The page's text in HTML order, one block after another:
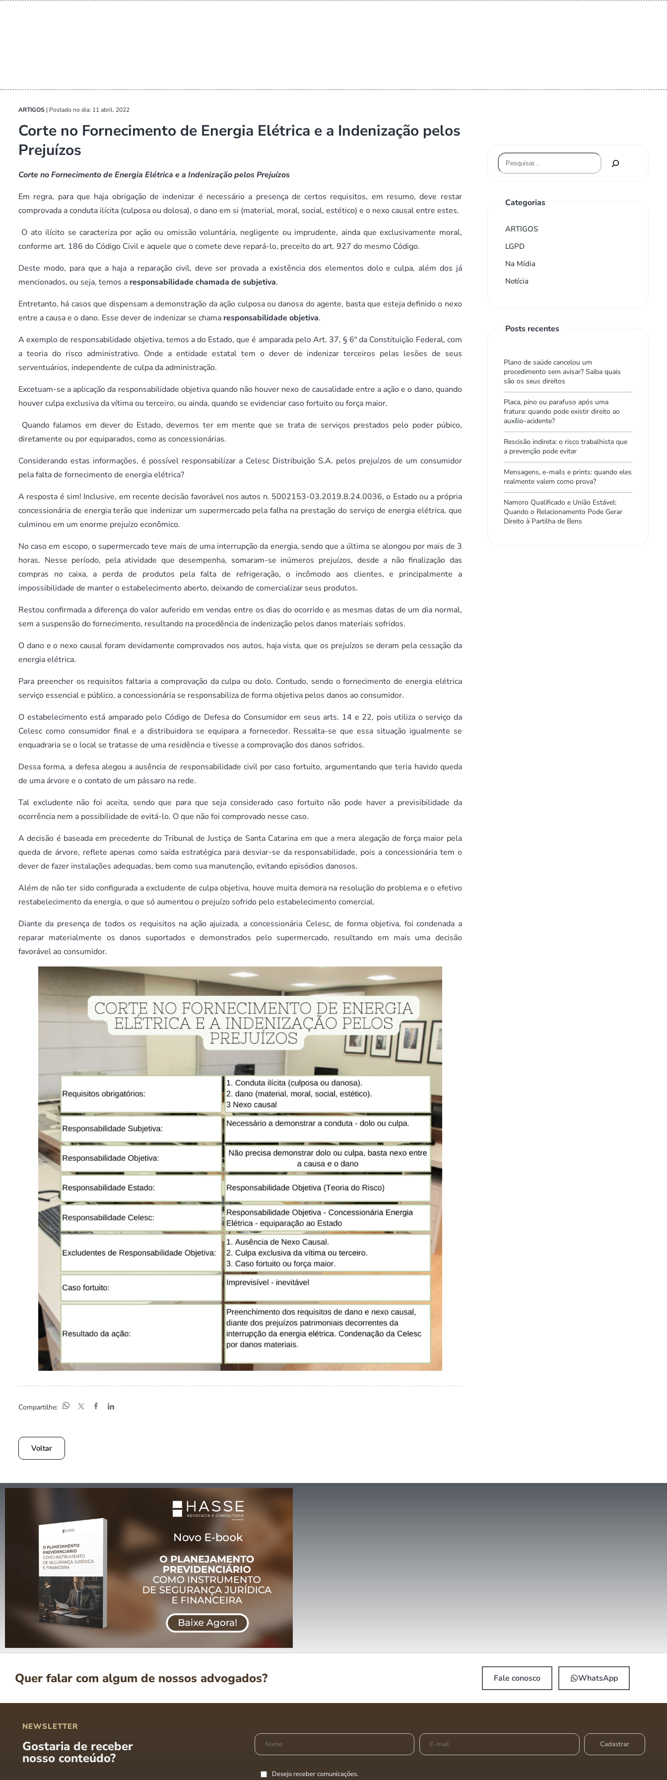
ARTIGOS | Postado no dia: 11 abril, 2022
Corte no Fornecimento de Energia Elétrica e a Indenização pelos
Prejuízos
Corte no Fornecimento de Energia Elétrica e a Indenização pelos Prejuízos
Em regra, para que haja obrigação de indenizar é necessário a presença de certos requisitos, em resumo, deve restar
comprovada a conduta ilícita (culposa ou dolosa), o dano em si (material, moral, social, estético) e o nexo causal entre estes.
O ato ilícito se caracteriza por ação ou omissão voluntária, negligente ou imprudente, ainda que exclusivamente moral,
conforme art. 186 do Código Civil e aquele que o comete deve repará-lo, preceito do art. 927 do mesmo Código.
Deste modo, para que a haja a reparação civil, deve ser provada a existência dos elementos dolo e culpa, além dos já
mencionados, ou seja, temos a responsabilidade chamada de subjetiva.
Entretanto, há casos que dispensam a demonstração da ação culposa ou danosa do agente, basta que esteja definido o nexo
entre a causa e o dano. Esse dever de indenizar se chama responsabilidade objetiva.
A exemplo de responsabilidade objetiva, temos a do Estado, que é amparada pelo Art. 37, § 6º da Constituição Federal, com
a teoria do risco administrativo. Onde a entidade estatal tem o dever de indenizar terceiros pelas lesões de seus
serventuários, independente de culpa da administração.
Excetuam-se a aplicação da responsabilidade objetiva quando não houver nexo de causalidade entre a ação e o dano, quando
houver culpa exclusiva da vítima ou terceiro, ou ainda, quando se evidenciar caso fortuito ou força maior.
Quando falamos em dever do Estado, devemos ter em mente que se trata de serviços prestados pelo poder púbico,
diretamente ou por equiparados, como as concessionárias.
Considerando estas informações, é possível responsabilizar a Celesc Distribuição S.A. pelos prejuízos de um consumidor
pela falta de fornecimento de energia elétrica?
A resposta é sim! Inclusive, em recente decisão favorável nos autos n. 5002153-03.2019.8.24.0036, o Estado ou a própria
concessionária de energia terão que indenizar um supermercado pela falha na prestação do serviço de energia elétrica, que
culminou em um enorme prejuízo econômico.
No caso em escopo, o supermercado teve mais de uma interrupção da energia, sendo que a última se alongou por mais de 3
horas. Nesse período, pela atividade que desempenha, somaram-se inúmeros prejuízos, desde a não finalização das
compras no caixa, a perda de produtos pela falta de refrigeração, o incômodo aos clientes, e principalmente a
impossibilidade de manter o estabelecimento aberto, deixando de comercializar seus produtos.
Restou confirmada a diferença do valor auferido em vendas entre os dias do ocorrido e as mesmas datas de um dia normal,
sem a suspensão do fornecimento, resultando na procedência de indenização pelos danos materiais sofridos.
O dano e o nexo causal foram devidamente comprovados nos autos, haja vista, que os prejuízos se deram pela cessação da
energia elétrica.
Para preencher os requisitos faltaria a comprovação da culpa ou dolo. Contudo, sendo o fornecimento de energia elétrica
serviço essencial e público, a concessionária se responsabiliza de forma objetiva pelos danos ao consumidor.
O estabelecimento está amparado pelo Código de Defesa do Consumidor em seus arts. 14 e 22, pois utiliza o serviço da
Celesc como consumidor final e a distribuidora se equipara a fornecedor. Ressalta-se que essa situação igualmente se
enquadraria se o local se tratasse de uma residência e tivesse a comprovação dos danos sofridos.
Dessa forma, a defesa alegou a ausência de responsabilidade civil por caso fortuito, argumentando que teria havido queda
de uma árvore e o contato de um pássaro na rede.
Tal excludente não foi aceita, sendo que para que seja considerado caso fortuito não pode haver a previsibilidade da
ocorrência nem a possibilidade de evitá-lo. O que não foi comprovado nesse caso.
A decisão é baseada em precedente do Tribunal de Justiça de Santa Catarina em que a mera alegação de força maior pela
queda de árvore, reflete apenas como saída estratégica para desviar-se da responsabilidade, pois a concessionária tem o
dever de fazer instalações adequadas, bem como sua manutenção, evitando episódios danosos.
Além de não ter sido configurada a excludente de culpa objetiva, houve muita demora na resolução do problema e o efetivo
restabelecimento da energia, o que só aumentou o prejuízo sofrido pelo estabelecimento comercial.
Diante da presença de todos os requisitos na ação ajuizada, a concessionária Celesc, de forma objetiva, foi condenada a
reparar materialmente os danos suportados e demonstrados pelo supermercado, resultando em mais uma decisão
favorável ao consumidor.
Compartilhe:
Voltar
Categorias
ARTIGOS
LGPD
Na Mídia
Notícia
Posts recentes
Plano de saúde cancelou um
procedimento sem avisar? Saiba quais
são os seus direitos
Placa, pino ou parafuso após uma
fratura: quando pode existir direito ao
auxílio-acidente?
Rescisão indireta: o risco trabalhista que
a prevenção pode evitar
Mensagens, e-mails e prints: quando eles
realmente valem como prova?
Namoro Qualificado e União Estável:
Quando o Relacionamento Pode Gerar
Direito à Partilha de Bens
Quer falar com algum de nossos advogados? Fale conosco WhatsApp
NEWSLETTER
Gostaria de receber
nosso conteúdo?
Desejo receber comunicações.